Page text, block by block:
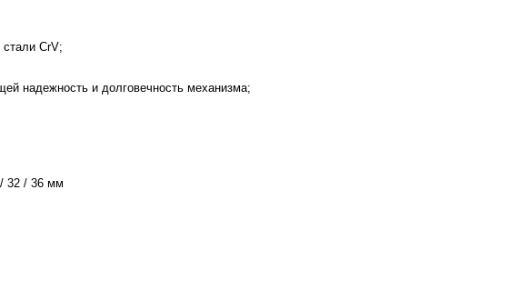
стали CrV;
надежность и долговечность механизма;
32 / 36 мм